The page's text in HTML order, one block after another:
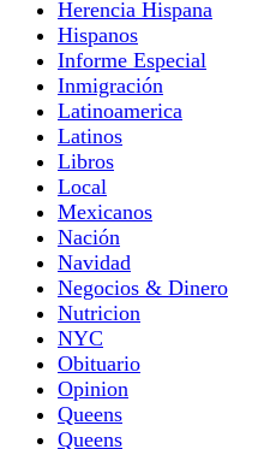
Herencia Hispana
Hispanos
Informe Especial
Inmigración
Latinoamerica
Latinos
Libros
Local
Mexicanos
Nación
Navidad
Negocios & Dinero
Nutricion
NYC
Obituario
Opinion
Queens
Queens